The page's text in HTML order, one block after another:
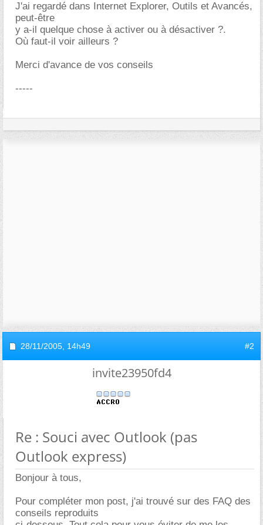
J'ai regardé dans Internet Explorer, Outils et Avancés,
peut-être
y a-il quelque chose à activer ou à désactiver ?.
Où faut-il voir ailleurs ?
Merci d'avance de vos conseils
-----
28/11/2005, 14h49 #2
invite23950fd4
Re : Souci avec Outlook (pas
Outlook express)
Bonjour à tous,
Pour compléter mon post, j'ai trouvé sur des FAQ des
conseils reproduits